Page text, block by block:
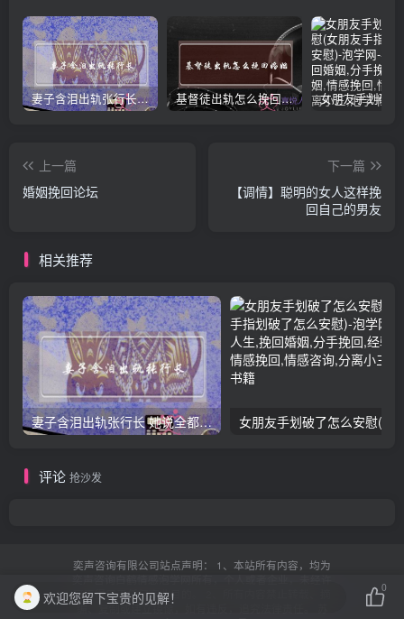
妻子含泪出轨张行长 她说全都是因为家中 基督徒出轨怎么挽回婚姻(基督徒面对出轨婚姻)
上一篇
婚姻挽回论坛
下一篇
【调情】聪明的女人这样挽
回自己的男友
相关推荐
妻子含泪出轨张行长 她说全都是因为家中
评论 抢沙发
奕声咨询有限公司站点声明： 1、本站所有内容，均为
可不得用于任何商业目的。 2、所有内容禁止转载、摘
编、复制或建立镜像，如有违反，追究法律责任。
欢迎您留下宝贵的见解！
0